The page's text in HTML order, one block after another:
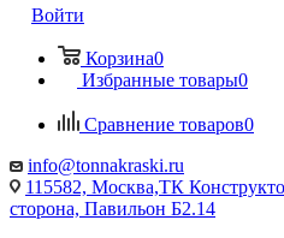
Войти
Корзина0
Избранные товары0
Сравнение товаров0
info@tonnakraski.ru
115582, Москва,ТК
сторона, Павильон Б2.14